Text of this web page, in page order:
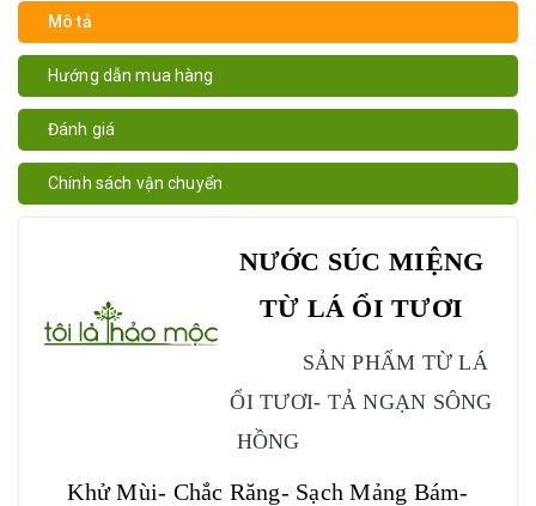
Mô tả
Hướng dẫn mua hàng
Đánh giá
Chính sách vận chuyển
NƯỚC SÚC MIỆNG
TỪ LÁ ỔI TƯƠI
SẢN PHẨM TỪ LÁ
ỔI TƯƠI- TẢ NGẠN SÔNG
HỒNG
Khử Mùi- Chắc Răng- Sạch Mảng Bám-